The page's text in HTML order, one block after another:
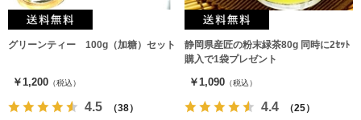
グリーンティー 100g（加糖）セット
￥1,200 （税込）
4.5 （38）
静岡県産匠の粉末緑茶80g 同時に2ｾｯﾄ
購入で1袋プレゼント
￥1,090 （税込）
4.4 （25）